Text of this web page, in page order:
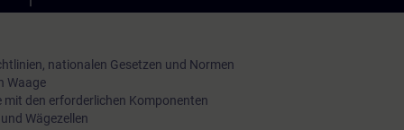
nationalen Gesetzen und Normen
Waage
den erforderlichen Komponenten
Wägezellen